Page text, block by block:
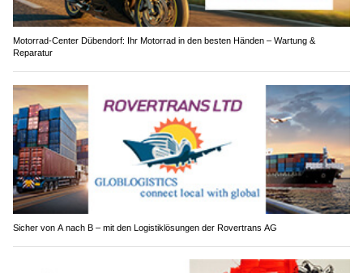
Motorrad-Center Dübendorf: Ihr Motorrad in den besten Händen – Wartung &
Reparatur
Sicher von A nach B – mit den Logistiklösungen der Rovertrans AG